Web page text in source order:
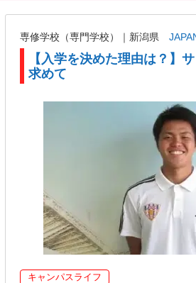
専修学校（専門学校）｜新潟県
【入学を決めた理由は？】
求めて
キャンパスライフ